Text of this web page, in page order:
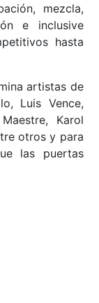
mezcla,
e inclusive
hasta
artistas de
Luis Vence,
Karol
otros y para
las puertas